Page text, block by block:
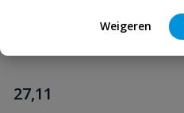
Weigeren
RVS A2
Merknaam Spax
Punt
€
27,11